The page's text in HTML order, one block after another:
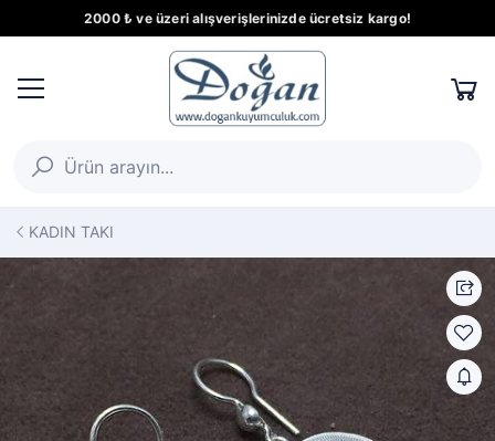
2000 ₺ ve üzeri alışverişlerinizde ücretsiz kargo!
KADIN TAKI